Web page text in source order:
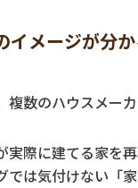
イメージが分
複数のハウスメー
実際に建てる家を
は気付けない「